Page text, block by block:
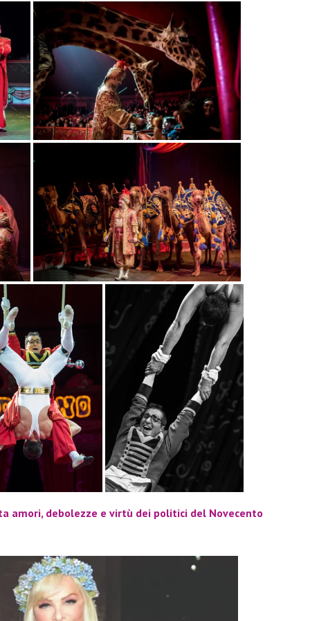
amori, debolezze e virtù dei politici del Novecento